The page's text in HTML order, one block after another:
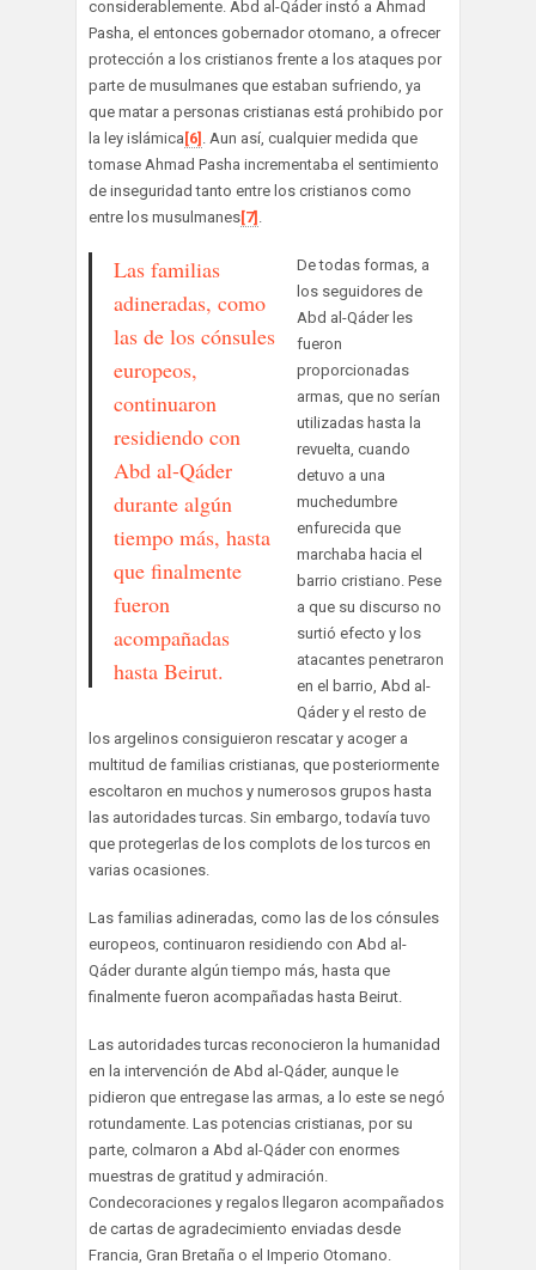
considerablemente. Abd al-Qáder instó a Ahmad
Pasha, el entonces gobernador otomano, a ofrecer
protección a los cristianos frente a los ataques por
parte de musulmanes que estaban sufriendo, ya
que matar a personas cristianas está prohibido por
la ley islámica [6]
. Aun así, cualquier medida que
tomase Ahmad Pasha incrementaba el sentimiento
de inseguridad tanto entre los cristianos como
entre los musulmanes[7]
Las familias
adineradas, como
las de los cónsules
europeos,
continuaron
residiendo con
Abd al-Qáder
durante algún
tiempo más, hasta
que finalmente
fueron
acompañadas
hasta Beirut.
De todas formas, a
los seguidores de
Abd al-Qáder les
fueron
proporcionadas
armas, que no serían
utilizadas hasta la
revuelta, cuando
detuvo a una
muchedumbre
enfurecida que
marchaba hacia el
barrio cristiano. Pese
a que su discurso no
surtió efecto y los
atacantes penetraron
en el barrio, Abd al-
Qáder y el resto de
los argelinos consiguieron rescatar y acoger a
multitud de familias cristianas, que posteriormente
escoltaron en muchos y numerosos grupos hasta
las autoridades turcas. Sin embargo, todavía tuvo
que protegerlas de los complots de los turcos en
varias ocasiones.
Las familias adineradas, como las de los cónsules
europeos, continuaron residiendo con Abd al-
Qáder durante algún tiempo más, hasta que
finalmente fueron acompañadas hasta Beirut.
Las autoridades turcas reconocieron la humanidad
en la intervención de Abd al-Qáder, aunque le
pidieron que entregase las armas, a lo este se negó
rotundamente. Las potencias cristianas, por su
parte, colmaron a Abd al-Qáder con enormes
muestras de gratitud y admiración.
Condecoraciones y regalos llegaron acompañados
de cartas de agradecimiento enviadas desde
Francia, Gran Bretaña o el Imperio Otomano.